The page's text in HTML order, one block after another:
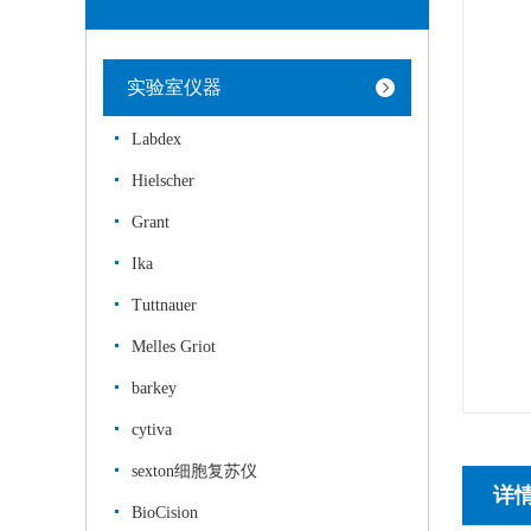
实验室仪器
Labdex
Hielscher
Grant
Ika
Tuttnauer
Melles Griot
barkey
cytiva
sexton细胞复苏仪
BioCision
详